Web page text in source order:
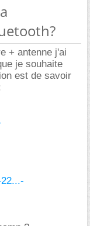
+ antenne j'ai
je souhaite
est de savoir